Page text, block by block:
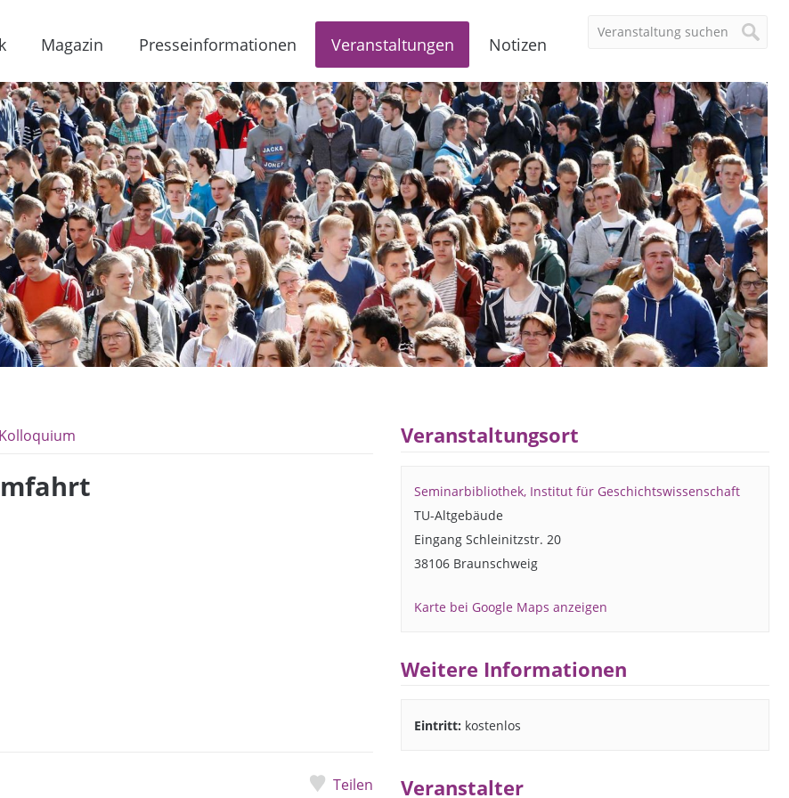
Magazin Presseinformationen Veranstaltungen Notizen
Teilen
Veranstaltungsort
Seminarbibliothek, Institut für Geschichtswissenschaft
TU-Altgebäude
Eingang Schleinitzstr. 20
38106 Braunschweig
Karte bei Google Maps anzeigen
Weitere Informationen
Eintritt: kostenlos
Veranstalter